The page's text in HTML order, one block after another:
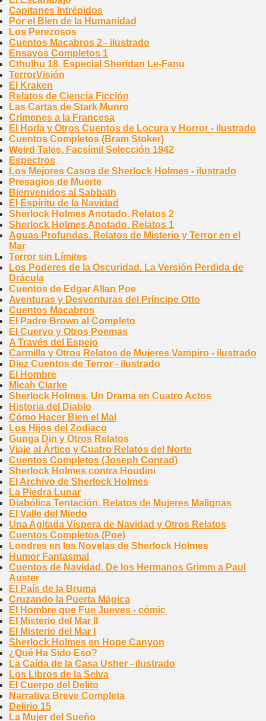
Capitanes Intrépidos
Por el Bien de la Humanidad
Los Perezosos
Cuentos Macabros 2 - ilustrado
Ensayos Completos 1
Cthulhu 18. Especial Sheridan Le-Fanu
TerrorVisión
El Kraken
Relatos de Ciencia Ficción
Las Cartas de Stark Munro
Crímenes a la Francesa
El Horla y Otros Cuentos de Locura y Horror - ilustrado
Cuentos Completos (Bram Stoker)
Weird Tales. Facsímil Selección 1942
Espectros
Los Mejores Casos de Sherlock Holmes - ilustrado
Presagios de Muerte
Bienvenidos al Sabbath
El Espíritu de la Navidad
Sherlock Holmes Anotado. Relatos 2
Sherlock Holmes Anotado. Relatos 1
Aguas Profundas. Relatos de Misterio y Terror en el
Mar
Terror sin Límites
Los Poderes de la Oscuridad. La Versión Perdida de
Drácula
Cuentos de Edgar Allan Poe
Aventuras y Desventuras del Príncipe Otto
Cuentos Macabros
El Padre Brown al Completo
El Cuervo y Otros Poemas
A Través del Espejo
Carmilla y Otros Relatos de Mujeres Vampiro - ilustrado
Diez Cuentos de Terror - ilustrado
El Hombre
Micah Clarke
Sherlock Holmes. Un Drama en Cuatro Actos
Historia del Diablo
Cómo Hacer Bien el Mal
Los Hijos del Zodiaco
Gunga Din y Otros Relatos
Viaje al Ártico y Cuatro Relatos del Norte
Cuentos Completos (Joseph Conrad)
Sherlock Holmes contra Houdini
El Archivo de Sherlock Holmes
La Piedra Lunar
Diabólica Tentación. Relatos de Mujeres Malignas
El Valle del Miedo
Una Agitada Víspera de Navidad y Otros Relatos
Cuentos Completos (Poe)
Londres en las Novelas de Sherlock Holmes
Humor Fantasmal
Cuentos de Navidad. De los Hermanos Grimm a Paul
Auster
El País de la Bruma
Cruzando la Puerta Mágica
El Hombre que Fue Jueves - cómic
El Misterio del Mar II
El Misterio del Mar I
Sherlock Holmes en Hope Canyon
¿Qué Ha Sido Eso?
La Caída de la Casa Usher - ilustrado
Los Libros de la Selva
El Cuerpo del Delito
Narrativa Breve Completa
Delirio 15
La Mujer del Sueño